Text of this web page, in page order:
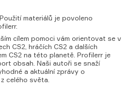
Použití materiálů je povoleno
cílem pomoci vám orientovat se v
CS2, hráčích CS2 a dalších
CS2 na této planetě. Profilerr je
obsah. Naši autoři se snaží
a aktuální zprávy o
celého světa.